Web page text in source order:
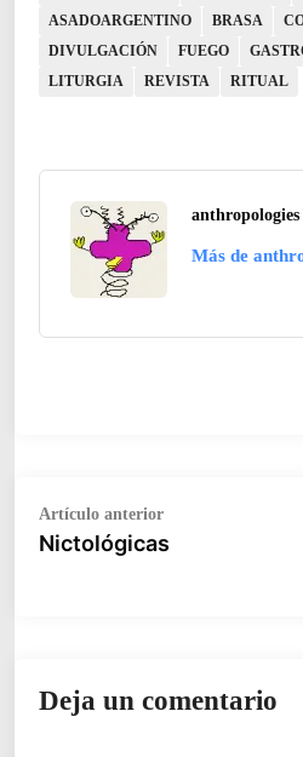
ASADOARGENTINO
BRASA
DIVULGACIÓN
FUEGO
LITURGIA
REVISTA RITUAL
anthropologies
Más de
Navegación
de
Artículo anteriorArtículo
anterior:
Nictológicas
Deja un comentario